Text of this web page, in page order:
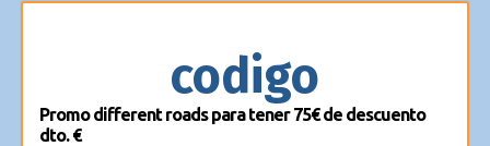
codigo
Promo different roads para tener 75€ de descuento
dto. €